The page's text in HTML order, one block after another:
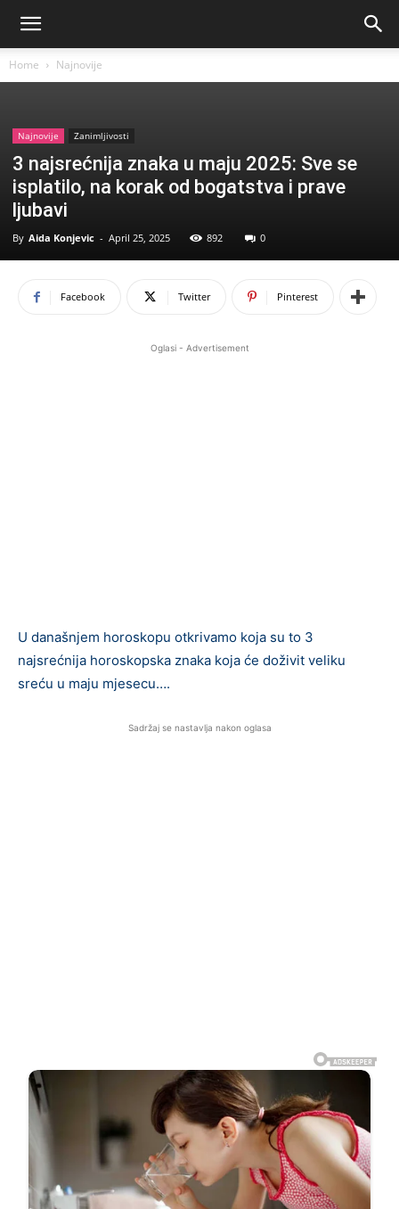
Home Najnovije
Najnovije Zanimljivosti
3 najsrećnija znaka u maju 2025: Sve se
isplatilo, na korak od bogatstva i prave
ljubavi
By Aida Konjevic - April 25, 2025 892 0
Facebook Twitter Pinterest
Oglasi - Advertisement
U današnjem horoskopu otkrivamo koja su to 3
najsrećnija horoskopska znaka koja će doživit veliku
sreću u maju mjesecu….
Sadržaj se nastavlja nakon oglasa